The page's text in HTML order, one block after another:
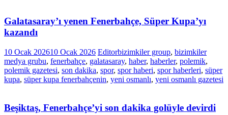
Galatasaray’ı yenen Fenerbahçe, Süper Kupa’yı
kazandı
10 Ocak 202610 Ocak 2026 Editorbizimkiler group, bizimkiler
medya grubu, fenerbahçe, galatasaray, haber, haberler, polemik,
polemik gazetesi, son dakika, spor, spor haberi, spor haberleri, süper
kupa, süper kupa fenerbahçenin, yeni osmanlı, yeni osmanlı gazetesi
Beşiktaş, Fenerbahçe’yi son dakika golüyle devirdi